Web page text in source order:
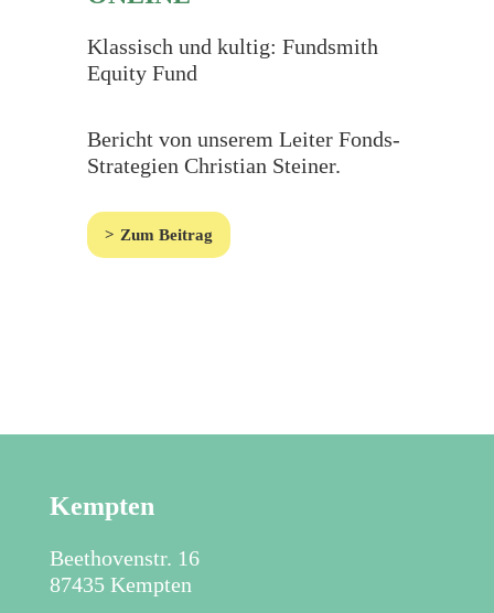
Klassisch und kultig: Fundsmith
Equity Fund
Bericht von unserem Leiter Fonds-
Strategien Christian Steiner.
Zum Beitrag
Kempten
Beethovenstr. 16
87435 Kempten